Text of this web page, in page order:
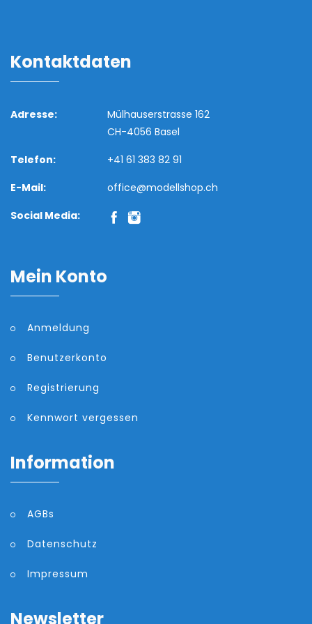
Kontaktdaten
Adresse:
Mülhauserstrasse 162
CH-4056 Basel
Telefon:
+41 61 383 82 91
E-Mail:
office@modellshop.ch
Social Media:
Mein Konto
Anmeldung
Benutzerkonto
Registrierung
Kennwort vergessen
Information
AGBs
Datenschutz
Impressum
Newsletter